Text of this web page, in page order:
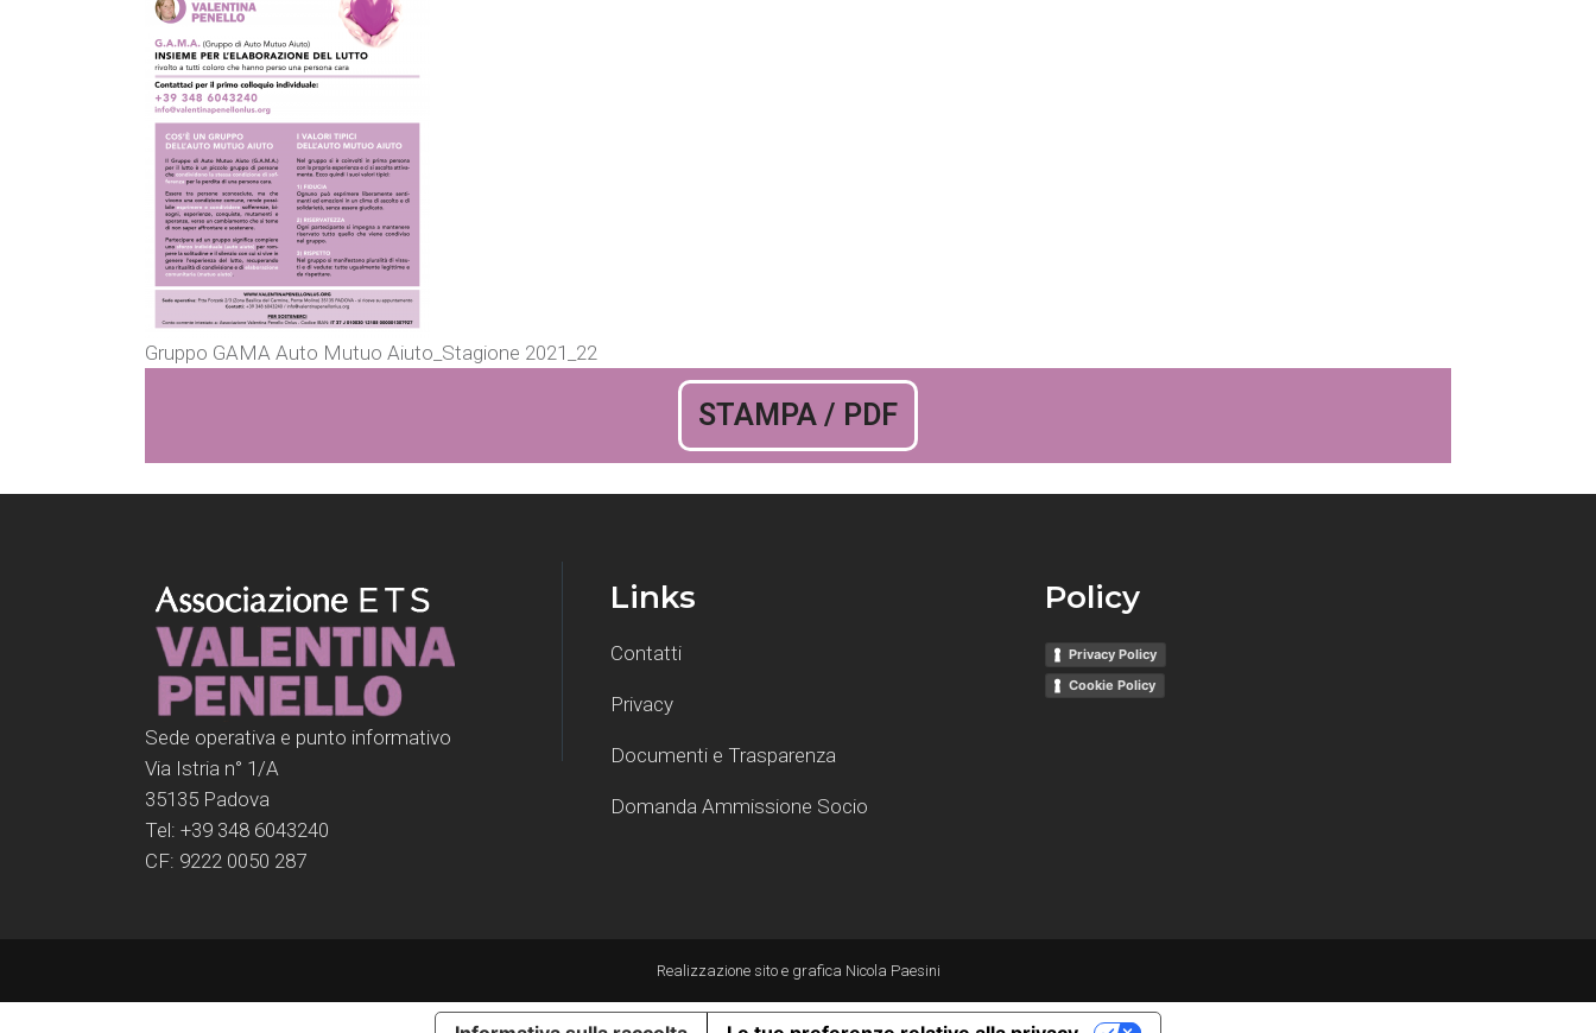
Gruppo GAMA Auto Mutuo Aiuto_Stagione 2021_22
STAMPA / PDF
Sede operativa e punto informativo
Via Istria n° 1/A
35135 Padova
Tel: +39 348 6043240
CF: 9222 0050 287
Links
Contatti
Privacy
Documenti e Trasparenza
Domanda Ammissione Socio
Policy
Privacy Policy
Cookie Policy
Realizzazione sito e grafica Nicola Paesini